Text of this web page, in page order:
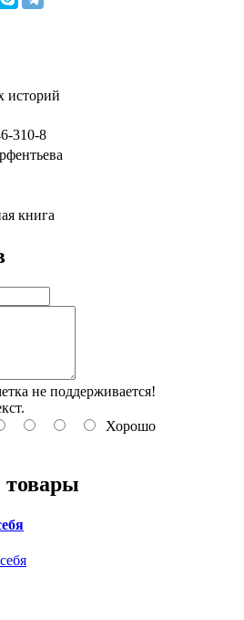
историй
310-8
книга
не поддерживается!
Хорошо
товары